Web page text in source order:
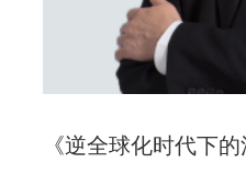
《逆全球化时代下的